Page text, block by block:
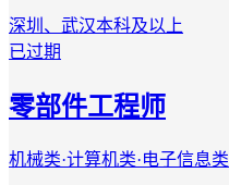
深圳、武汉本科及以上
已过期
零部件工程师
机械类·计算机类·电子信息类